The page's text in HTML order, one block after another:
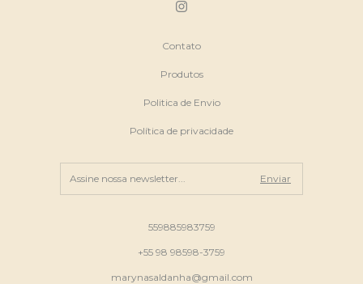
Contato
Produtos
Politica de Envio
Política de privacidade
559885983759
+55 98 98598-3759
marynasaldanha@gmail.com